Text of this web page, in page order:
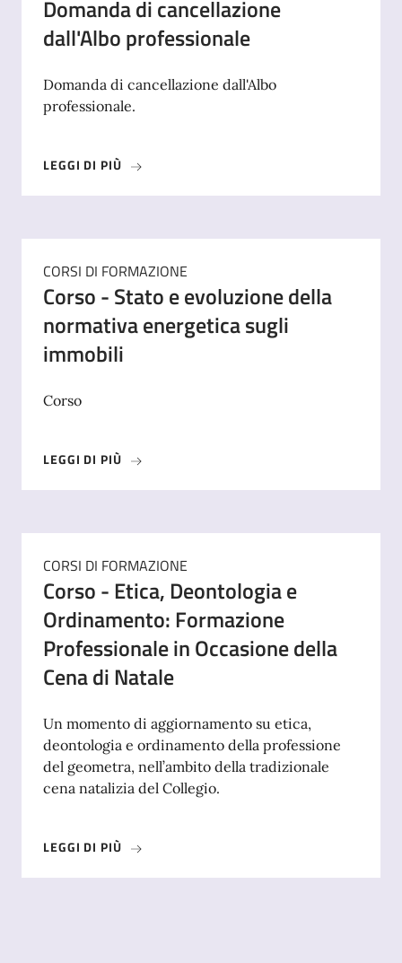
Domanda di cancellazione
dall'Albo professionale
Domanda di cancellazione dall'Albo
professionale.
LEGGI DI PIÙ
CORSI DI FORMAZIONE
Corso - Stato e evoluzione della
normativa energetica sugli
immobili
Corso
LEGGI DI PIÙ
CORSI DI FORMAZIONE
Corso - Etica, Deontologia e
Ordinamento: Formazione
Professionale in Occasione della
Cena di Natale
Un momento di aggiornamento su etica,
deontologia e ordinamento della professione
del geometra, nell’ambito della tradizionale
cena natalizia del Collegio.
LEGGI DI PIÙ